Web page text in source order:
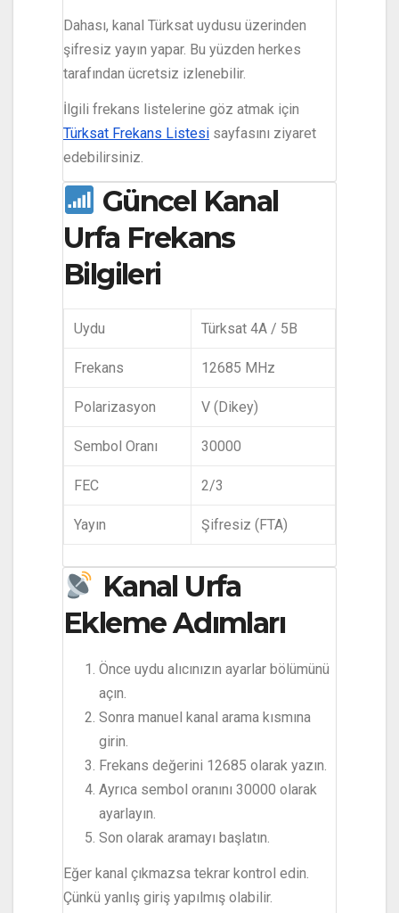
Dahası, kanal Türksat uydusu üzerinden
şifresiz yayın yapar. Bu yüzden herkes
tarafından ücretsiz izlenebilir.
İlgili frekans listelerine göz atmak için
Türksat Frekans Listesi sayfasını ziyaret
edebilirsiniz.
Güncel Kanal
Urfa Frekans
Bilgileri
Uydu Türksat 4A / 5B
Frekans 12685 MHz
Polarizasyon V (Dikey)
Sembol Oranı 30000
FEC 2/3
Yayın Şifresiz (FTA)
Kanal Urfa
Ekleme Adımları
Önce uydu alıcınızın ayarlar bölümünü
açın.
Sonra manuel kanal arama kısmına
girin.
Frekans değerini 12685 olarak yazın.
Ayrıca sembol oranını 30000 olarak
ayarlayın.
Son olarak aramayı başlatın.
Eğer kanal çıkmazsa tekrar kontrol edin.
Çünkü yanlış giriş yapılmış olabilir.